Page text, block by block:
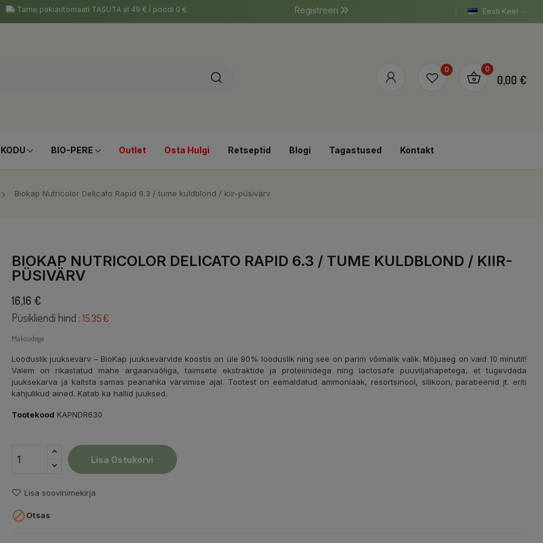
Tarne pakiautomaati TASUTA al 49 € / poodi 0 € Eesti Keel
Registreeri
0 0
0,00 €
BIO-PERE Outlet Osta Hulgi Retseptid Blogi Tagastused Kontakt
Biokap Nutricolor Delicato Rapid 6.3 / tume kuldblond / kiir-püsivärv
BIOKAP NUTRICOLOR DELICATO RAPID 6.3 / TUME KULDBLOND / KIIR-
PÜSIVÄRV
16,16 €
Püsikliendi hind : 15.35 €
Maksudega
Looduslik juuksevärv – BioKap juuksevärvide koostis on üle 90% looduslik ning see on parim võimalik valik. Mõjuaeg on vaid 10 minutit!
Valem on rikastatud mahe argaaniaõliga, taimsete ekstraktide ja proteiinidega ning lactosafe puuviljahapetega, et tugevdada
juuksekarva ja kaitsta samas peanahka värvimise ajal. Tootest on eemaldatud ammoniaak, resortsinool, silikoon, parabeenid jt. eriti
kahjulikud ained. Katab ka hallid juuksed.
Tootekood KAPNDR630
Lisa Ostukorvi
Lisa soovinimekirja
Otsas